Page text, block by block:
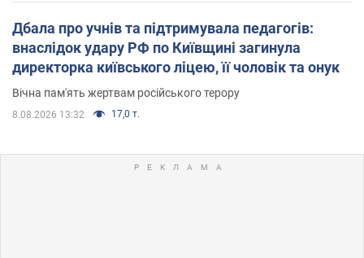
Дбала про учнів та підтримувала педагогів:
внаслідок удару РФ по Київщині загинула
директорка київського ліцею, її чоловік та онук
Вічна пам'ять жертвам російського терору
8.08.2026 13:32 17,0 т.